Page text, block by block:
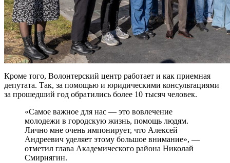
Кроме того, Волонтерский центр работает и как приемная
депутата. Так, за помощью и юридическими консультациями
за прошедший год обратились более 10 тысяч человек.
«Самое важное для нас — это вовлечение
молодежи в городскую жизнь, помощь людям.
Лично мне очень импонирует, что Алексей
Андреевич уделяет этому большое внимание», —
отметил глава Академического района Николай
Смирнягин.